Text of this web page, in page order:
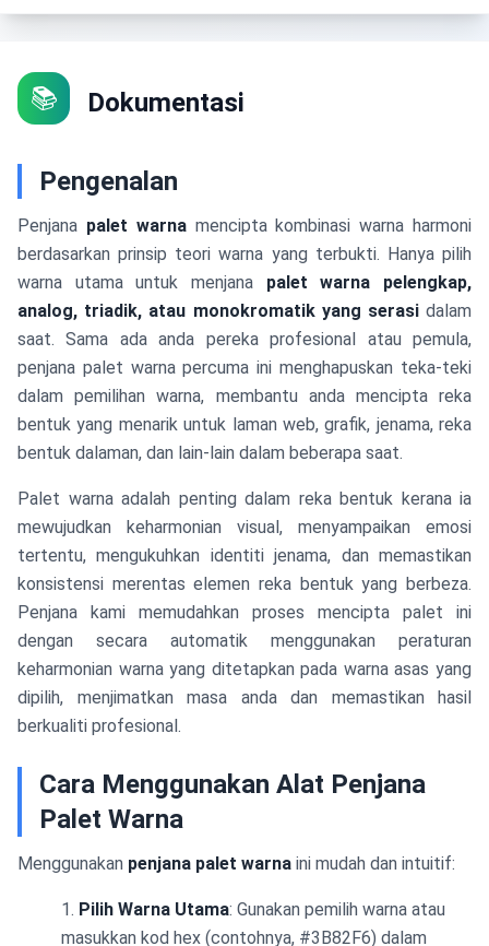
📚 Dokumentasi
Pengenalan
Penjana palet warnamencipta kombinasi warna harmoni
berdasarkan prinsip teori warna yang terbukti. Hanya pilih
warna utama untuk menjana palet warna pelengkap,
analog, triadik, atau monokromatik yang serasidalam
saat. Sama ada anda pereka profesional atau pemula,
penjana palet warna percuma ini menghapuskan teka-teki
dalam pemilihan warna, membantu anda mencipta reka
bentuk yang menarik untuk laman web, grafik, jenama, reka
bentuk dalaman, dan lain-lain dalam beberapa saat.
Palet warna adalah penting dalam reka bentuk kerana ia
mewujudkan keharmonian visual, menyampaikan emosi
tertentu, mengukuhkan identiti jenama, dan memastikan
konsistensi merentas elemen reka bentuk yang berbeza.
Penjana kami memudahkan proses mencipta palet ini
dengan secara automatik menggunakan peraturan
keharmonian warna yang ditetapkan pada warna asas yang
dipilih, menjimatkan masa anda dan memastikan hasil
berkualiti profesional.
Cara Menggunakan Alat Penjana
Palet Warna
Menggunakan penjana palet warna ini mudah dan intuitif:
Pilih Warna Utama: Gunakan pemilih warna atau
masukkan kod hex (contohnya, #3B82F6) dalam